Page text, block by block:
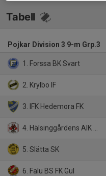
Tabell
Pojkar Division 3 9-m Grp.3
1. Forssa BK Svart
2. Krylbo IF
3. IFK Hedemora FK
4. Hälsinggårdens AIK Fotboll
5. Slätta SK
6. Falu BS FK Gul